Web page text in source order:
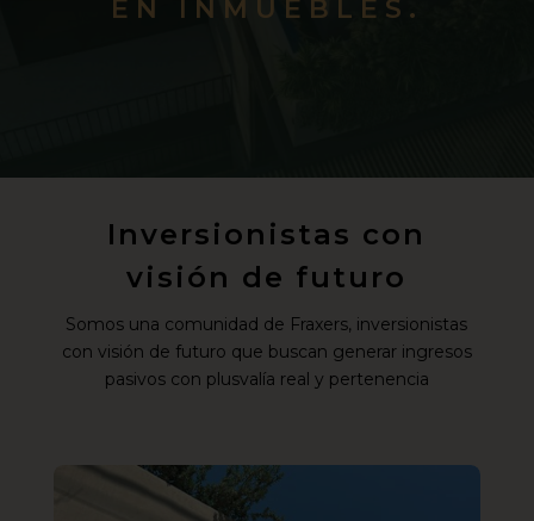
EN INMUEBLES.
Inversionistas con
visión de futuro
Somos una comunidad de Fraxers, inversionistas
con visión de futuro que buscan generar ingresos
pasivos con plusvalía real y pertenencia